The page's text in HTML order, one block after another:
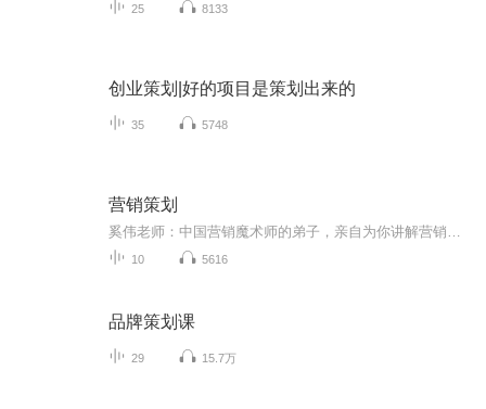
25 8133
创业策划|好的项目是策划出来的
35 5748
营销策划
10 5616
品牌策划课
29 15.7万